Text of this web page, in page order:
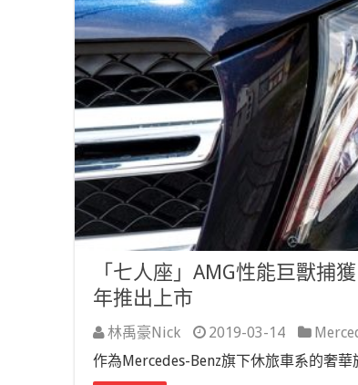
「七人座」AMG性能巨獸捕
年推出上市
林禹豪Nick 2019-03-14
作為Mercedes-Benz旗下休旅車系的奢